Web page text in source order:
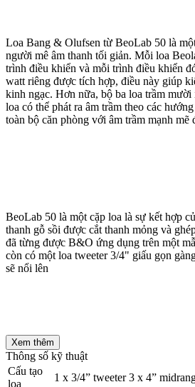
Loa Bang & Olufsen từ BeoLab 50 là
người mê âm thanh tối giản. Mỗi loa
trình điều khiển và mỗi trình điều khiển
watt riêng được tích hợp, điều này giúp
kinh ngạc. Hơn nữa, bộ ba loa trầm
loa có thể phát ra âm trầm theo các
toàn bộ căn phòng với âm trầm mạnh mẽ
BeoLab 50 là một cặp loa là sự kết hợp
thanh gỗ sồi được cắt thanh mỏng và
đã từng được B&O ứng dụng trên một
còn có một loa tweeter 3/4" giấu gọn
sẽ nổi lên
Xem thêm
Thông số kỹ thuật
Cấu tạo
loa
1 x 3/4” tweeter 3 x 4”